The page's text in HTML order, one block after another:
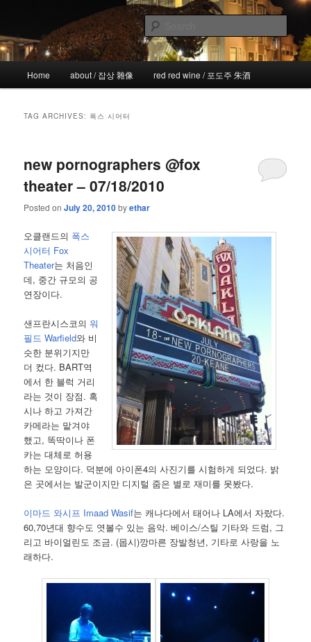
primary
content
secondary
content!wicked
the more I see the less I know
Home about / 잡상 雜像 red red wine / 포도주 朱酒
TAG ARCHIVES:폭스 시어터
new pornographers @fox
theater – 07/18/2010
Posted onJuly 20, 2010byethar
오클랜드의 폭스
시어터 Fox
Theater는 처음인
데, 중간 규모의 공
연장이다.
샌프란시스코의워
필드 Warfield와 비
슷한 분위기지만
더 컸다. BART역
에서 한 블럭 거리
라는 것이 장점. 혹
시나 하고 가져간
카메라는 맡겨야
했고, 똑딱이나 폰
카는 대체로 허용
하는 모양이다. 덕분에 아이폰4의 사진기를 시험하게 되었다. 밝
은 곳에서는 발군이지만 디지털 줌은 별로 재미를 못봤다.
이마드 와시프 Imaad Wasif는 캐나다에서 태어나 LA에서 자랐다.
60,70년대 향수도 엿볼수 있는 음악. 베이스/스틸 기타와 드럼, 그
리고 바이얼린도 조금. (몹시)깡마른 장발청년, 기타로 사랑을 노
래하다.